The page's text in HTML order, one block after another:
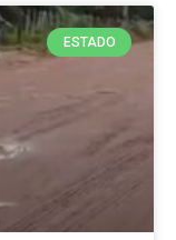
ESTADO